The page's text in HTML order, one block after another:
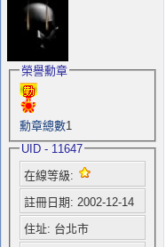
榮譽勳章
勳章總數1
UID - 11647
在線等級:
註冊日期: 2002-12-14
住址: 台北市